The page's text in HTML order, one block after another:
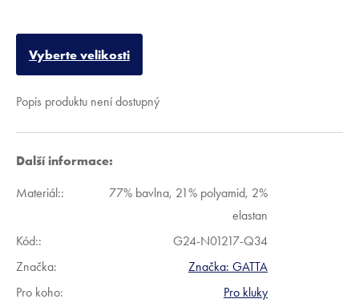
Vyberte velikosti
Popis produktu není dostupný
Další informace:
Materiál::
77% bavlna, 21% polyamid, 2%
elastan
Kód::
G24-N01217-Q34
Značka:
Značka: GATTA
Pro koho:
Pro kluky